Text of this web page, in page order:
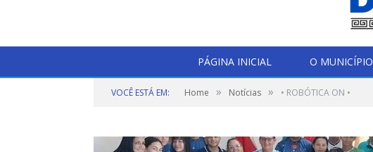
PÁGINA INICIAL O MUNICÍPIO
VOCÊ ESTÁ EM: Home » Notícias » • ROBÓTICA ON •